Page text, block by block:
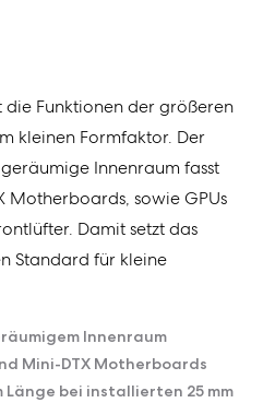
die Funktionen der größeren
kleinen Formfaktor. Der
Innenraum fasst
Motherboards, sowie GPUs
Damit setzt das
Standard für kleine
Innenraum
Mini-DTX Motherboards
Länge bei installierten 25 mm